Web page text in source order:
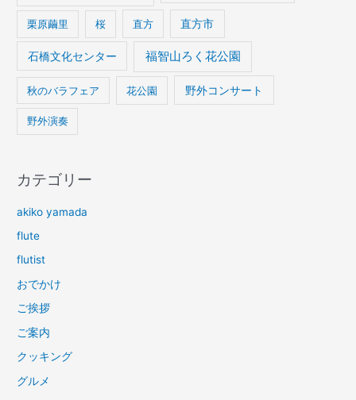
栗原繭里 桜 直方 直方市
石橋文化センター 福智山ろく花公園
秋のバラフェア 花公園 野外コンサート
野外演奏
カテゴリー
akiko yamada
flute
flutist
おでかけ
ご挨拶
ご案内
クッキング
グルメ